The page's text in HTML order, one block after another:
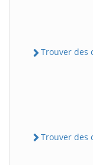
Trouver des
Trouver des